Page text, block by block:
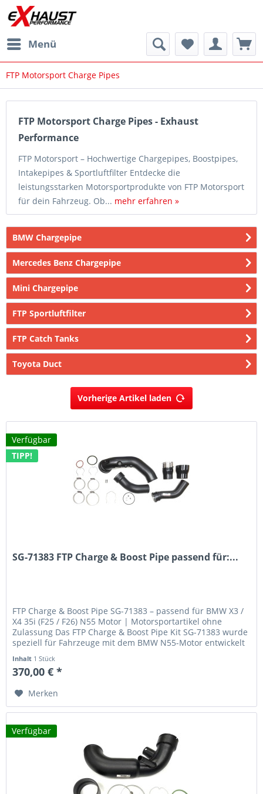
Menü
FTP Motorsport Charge Pipes
FTP Motorsport Charge Pipes - Exhaust
Performance
FTP Motorsport – Hochwertige Chargepipes, Boostpipes,
Intakepipes & Sportluftfilter Entdecke die
leistungsstarken Motorsportprodukte von FTP Motorsport
für dein Fahrzeug. Ob... mehr erfahren »
BMW Chargepipe
Mercedes Benz Chargepipe
Mini Chargepipe
FTP Sportluftfilter
FTP Catch Tanks
Toyota Duct
Vorherige Artikel laden
Verfügbar
TIPP!
SG-71383 FTP Charge & Boost Pipe passend für:...
FTP Charge & Boost Pipe SG-71383 – passend für BMW X3 /
X4 35i (F25 / F26) N55 Motor | Motorsportartikel ohne
Zulassung Das FTP Charge & Boost Pipe Kit SG-71383 wurde
speziell für Fahrzeuge mit dem BMW N55-Motor entwickelt
Inhalt 1 Stück
370,00 € *
Merken
Verfügbar